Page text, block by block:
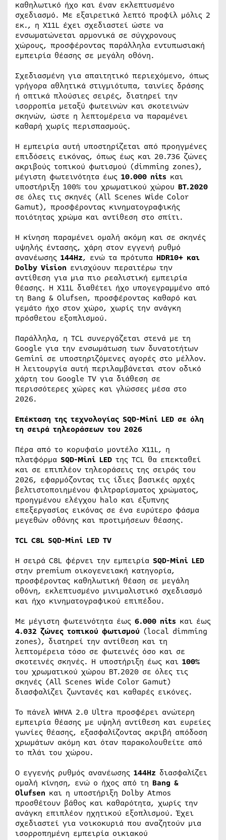
καθηλωτικό ήχο και έναν εκλεπτυσμένο
σχεδιασμό. Με εξαιρετικά λεπτό προφίλ μόλις 2
εκ., η X11L έχει σχεδιαστεί ώστε να
ενσωματώνεται αρμονικά σε σύγχρονους
χώρους, προσφέροντας παράλληλα εντυπωσιακή
εμπειρία θέασης σε μεγάλη οθόνη.
Σχεδιασμένη για απαιτητικό περιεχόμενο, όπως
γρήγορα αθλητικά στιγμιότυπα, ταινίες δράσης
ή οπτικά πλούσιες σειρές, διατηρεί την
ισορροπία μεταξύ φωτεινών και σκοτεινών
σκηνών, ώστε η λεπτομέρεια να παραμένει
καθαρή χωρίς περισπασμούς.
Η εμπειρία αυτή υποστηρίζεται από προηγμένες
επιδόσεις εικόνας, όπως έως και 20.736 ζώνες
ακριβούς τοπικού φωτισμού (dimming zones),
μέγιστη φωτεινότητα έως 10.000 nits και
υποστήριξη 100% του χρωματικού χώρου BT.2020
σε όλες τις σκηνές (All Scenes Wide Color
Gamut), προσφέροντας κινηματογραφικής
ποιότητας χρώμα και αντίθεση στο σπίτι.
Η κίνηση παραμένει ομαλή ακόμη και σε σκηνές
υψηλής έντασης, χάρη στον εγγενή ρυθμό
ανανέωσης 144Hz, ενώ τα πρότυπα HDR10+ και
Dolby Vision ενισχύουν περαιτέρω την
αντίθεση για μια πιο ρεαλιστική εμπειρία
θέασης. Η X11L διαθέτει ήχο υπογεγραμμένο από
τη Bang & Olufsen, προσφέροντας καθαρό και
γεμάτο ήχο στον χώρο, χωρίς την ανάγκη
πρόσθετου εξοπλισμού.
Παράλληλα, η TCL συνεργάζεται στενά με τη
Google για την ενσωμάτωση των δυνατοτήτων
Gemini σε υποστηριζόμενες αγορές στο μέλλον.
Η λειτουργία αυτή περιλαμβάνεται στον οδικό
χάρτη του Google TV για διάθεση σε
περισσότερες χώρες και γλώσσες μέσα στο
2026.
Επέκταση της τεχνολογίας SQD-Mini LED σε όλη
τη σειρά τηλεοράσεων του 2026
Πέρα από το κορυφαίο μοντέλο Χ11L, η
πλατφόρμα SQD-Mini LED της TCL θα επεκταθεί
και σε επιπλέον τηλεοράσεις της σειράς του
2026, εφαρμόζοντας τις ίδιες βασικές αρχές
βελτιστοποιημένου φιλτραρίσματος χρώματος,
προηγμένου ελέγχου halo και έξυπνης
επεξεργασίας εικόνας σε ένα ευρύτερο φάσμα
μεγεθών οθόνης και προτιμήσεων θέασης.
TCL C8L SQD-Mini LED TV
Η σειρά C8L φέρνει την εμπειρία SQD-Mini LED
στην premium οικογενειακή κατηγορία,
προσφέροντας καθηλωτική θέαση σε μεγάλη
οθόνη, εκλεπτυσμένο μινιμαλιστικό σχεδιασμό
και ήχο κινηματογραφικού επιπέδου.
Με μέγιστη φωτεινότητα έως 6.000 nits και έως
4.032 ζώνες τοπικού φωτισμού (local dimming
zones), διατηρεί την αντίθεση και τη
λεπτομέρεια τόσο σε φωτεινές όσο και σε
σκοτεινές σκηνές. Η υποστήριξη έως και 100%
του χρωματικού χώρου BT.2020 σε όλες τις
σκηνές (All Scenes Wide Color Gamut)
διασφαλίζει ζωντανές και καθαρές εικόνες.
Το πάνελ WHVA 2.0 Ultra προσφέρει ανώτερη
εμπειρία θέασης με υψηλή αντίθεση και ευρείες
γωνίες θέασης, εξασφαλίζοντας ακριβή απόδοση
χρωμάτων ακόμη και όταν παρακολουθείτε από
το πλάι του χώρου.
Ο εγγενής ρυθμός ανανέωσης 144Hz διασφαλίζει
ομαλή κίνηση, ενώ ο ήχος από τη Bang &
Olufsen και η υποστήριξη Dolby Atmos
προσθέτουν βάθος και καθαρότητα, χωρίς την
ανάγκη επιπλέον ηχητικού εξοπλισμού. Έχει
σχεδιαστεί για νοικοκυριά που αναζητούν μια
ισορροπημένη εμπειρία οικιακού